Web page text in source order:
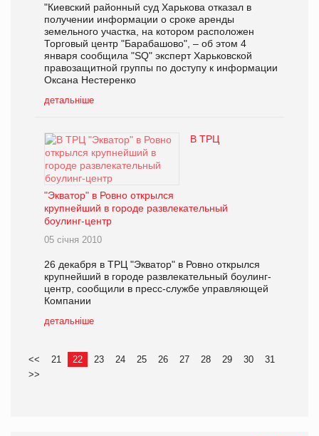
"Киевский районный суд Харькова отказал в
получении информации о сроке аренды
земельного участка, на котором расположен
Торговый центр "Барабашово", – об этом 4
января сообщила "SQ" эксперт Харьковской
правозащитной группы по доступу к информации
Оксана Нестеренко
детальніше
В ТРЦ
"Экватор" в Ровно открылся
крупнейший в городе развлекательный
боулинг-центр
05 січня 2010
26 декабря в ТРЦ "Экватор" в Ровно открылся
крупнейший в городе развлекательный боулинг-
центр, сообщили в пресс-службе управляющей
Компании
детальніше
<< 21 22 23 24 25 26 27 28 29 30
31
>>